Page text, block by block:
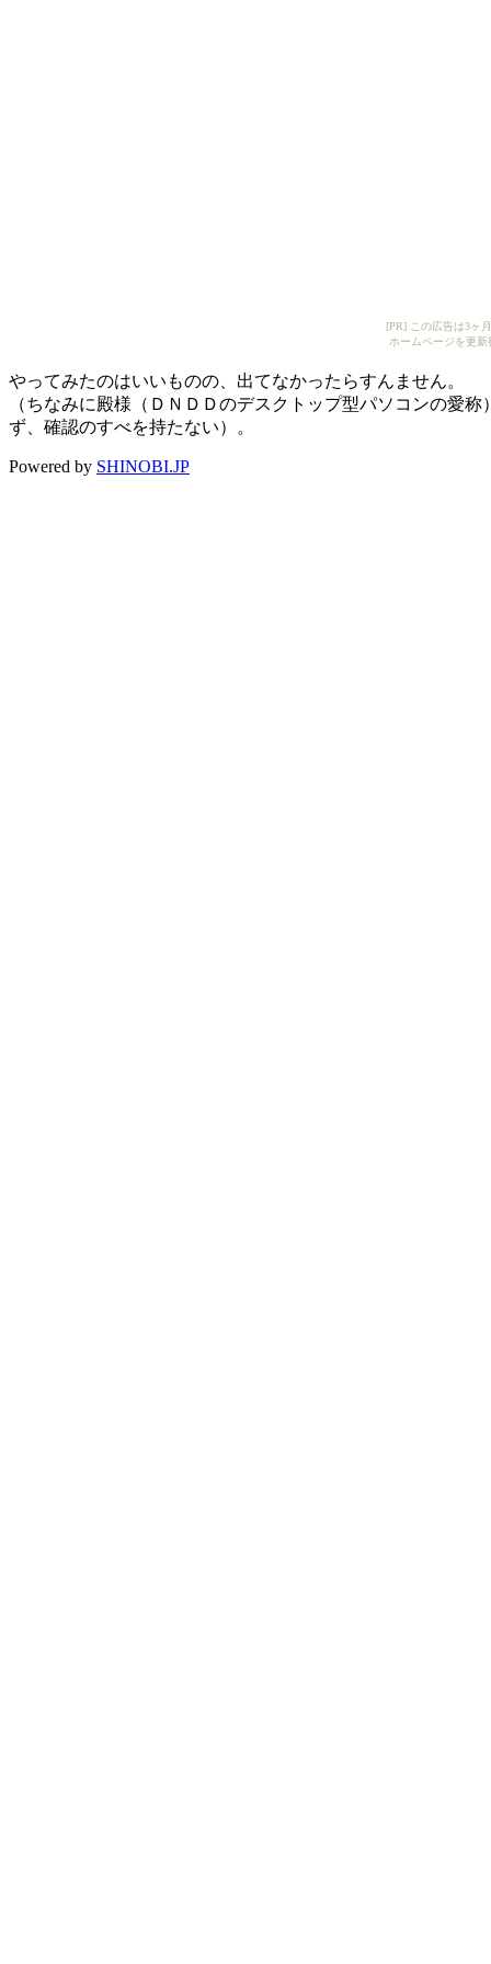
[PR] この広告は3ヶ
ホームページを更
やってみたのはいいものの、出てなかったらすんません。
（ちなみに殿様（ＤＮＤＤのデスクトップ型パソコンの愛
ず、確認のすべを持たない）。
Powered by SHINOBI.JP